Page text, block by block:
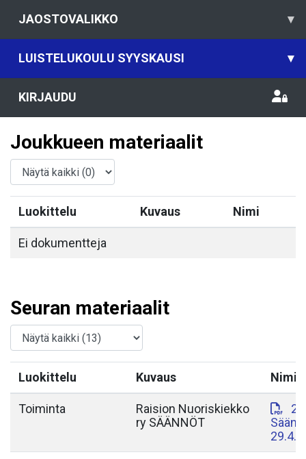
JAOSTOVALIKKO ▾
LUISTELUKOULU SYYSKAUSI ▾
KIRJAUDU
Joukkueen materiaalit
Luokittelu Kuvaus Nimi
Ei dokumentteja
Seuran materiaalit
Luokittelu Kuvaus Nimi
Toiminta
Raision Nuoriskiekko
ry SÄÄNNÖT